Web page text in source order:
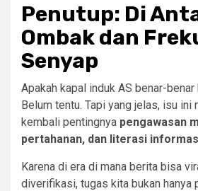
Penutup: Di
Ombak dan
Senyap
Apakah kapal induk AS benar-
Belum tentu. Tapi yang jelas, isu ini
kembali pentingnya pengawasan
pertahanan, dan literasi
Karena di era di mana berita bisa
diverifikasi, tugas kita bukan hanya